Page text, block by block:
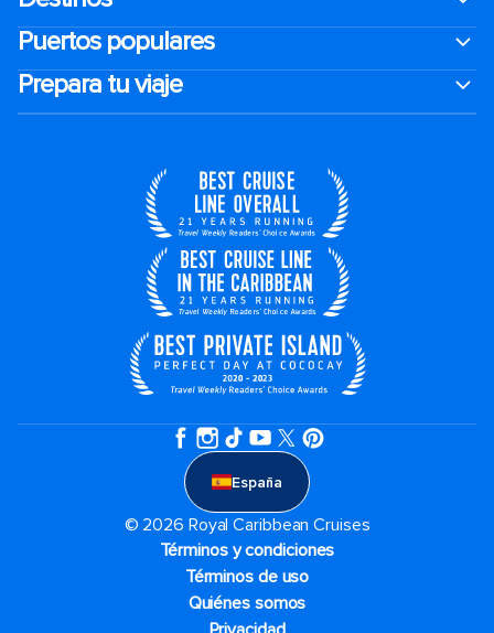
Puertos populares
Prepara tu viaje
España
© 2026 Royal Caribbean Cruises
Términos y condiciones
Términos de uso
Quiénes somos